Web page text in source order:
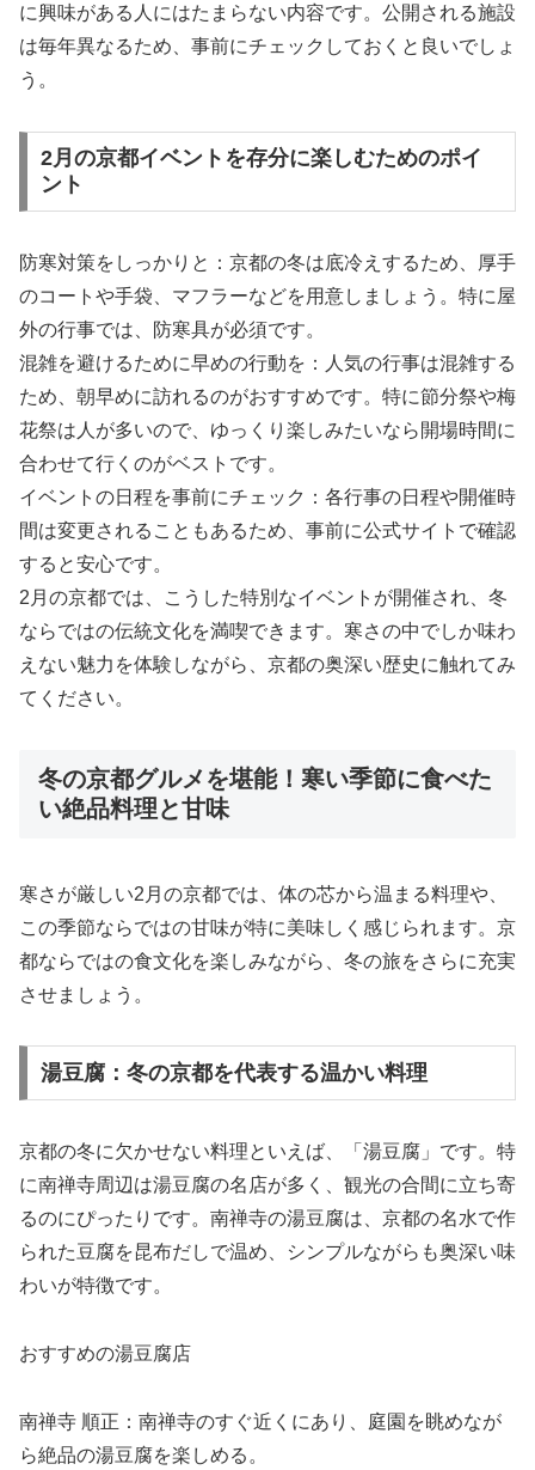
に興味がある人にはたまらない内容です。公開される施設
は毎年異なるため、事前にチェックしておくと良いでしょ
う。
2月の京都イベントを存分に楽しむためのポイ
ント
防寒対策をしっかりと：京都の冬は底冷えするため、厚手
のコートや手袋、マフラーなどを用意しましょう。特に屋
外の行事では、防寒具が必須です。
混雑を避けるために早めの行動を：人気の行事は混雑する
ため、朝早めに訪れるのがおすすめです。特に節分祭や梅
花祭は人が多いので、ゆっくり楽しみたいなら開場時間に
合わせて行くのがベストです。
イベントの日程を事前にチェック：各行事の日程や開催時
間は変更されることもあるため、事前に公式サイトで確認
すると安心です。
2月の京都では、こうした特別なイベントが開催され、冬
ならではの伝統文化を満喫できます。寒さの中でしか味わ
えない魅力を体験しながら、京都の奥深い歴史に触れてみ
てください。
冬の京都グルメを堪能！寒い季節に食べた
い絶品料理と甘味
寒さが厳しい2月の京都では、体の芯から温まる料理や、
この季節ならではの甘味が特に美味しく感じられます。京
都ならではの食文化を楽しみながら、冬の旅をさらに充実
させましょう。
湯豆腐：冬の京都を代表する温かい料理
京都の冬に欠かせない料理といえば、「湯豆腐」です。特
に南禅寺周辺は湯豆腐の名店が多く、観光の合間に立ち寄
るのにぴったりです。南禅寺の湯豆腐は、京都の名水で作
られた豆腐を昆布だしで温め、シンプルながらも奥深い味
わいが特徴です。
おすすめの湯豆腐店
南禅寺 順正：南禅寺のすぐ近くにあり、庭園を眺めなが
ら絶品の湯豆腐を楽しめる。